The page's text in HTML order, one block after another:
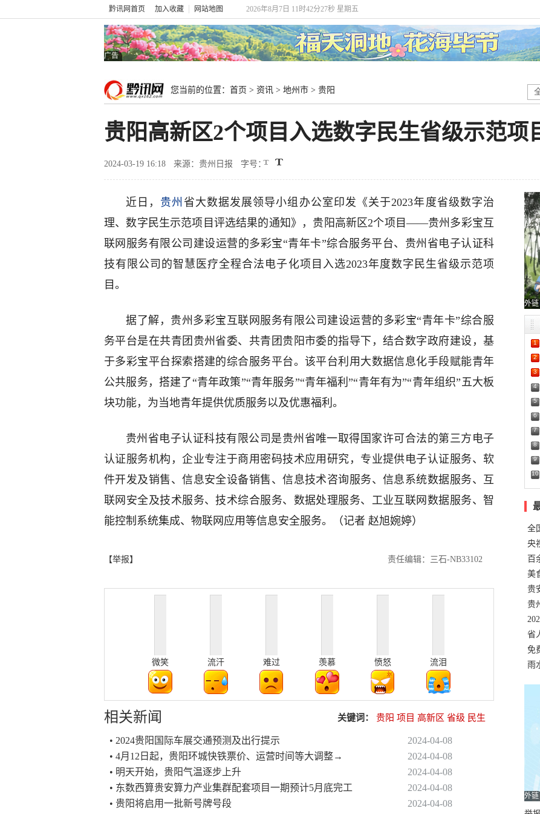
黔讯网首页 加入收藏 网站地图 2026年8月7日 11时42分27秒 星期五
广告
您当前的位置： 首页 > 资讯 > 地州市 > 贵阳
贵阳高新区2个项目入选数字民生省级示范项
2024-03-19 16:18 来源：贵州日报 字号：
近日， 贵州 省大数据发展领导小组办公室印发《关于2023年度省级数字治
理、数字民生示范项目评选结果的通知》，贵阳高新区2个项目——贵州多彩宝互
联网服务有限公司建设运营的多彩宝“青年卡”综合服务平台、贵州省电子认证科
技有限公司的智慧医疗全程合法电子化项目入选2023年度数字民生省级示范项
目。
据了解，贵州多彩宝互联网服务有限公司建设运营的多彩宝“青年卡”综合服
务平台是在共青团贵州省委、共青团贵阳市委的指导下，结合数字政府建设，基
于多彩宝平台探索搭建的综合服务平台。该平台利用大数据信息化手段赋能青年
公共服务，搭建了“青年政策”“青年服务”“青年福利”“青年有为”“青年组织”五大板
块功能，为当地青年提供优质服务以及优惠福利。
贵州省电子认证科技有限公司是贵州省唯一取得国家许可合法的第三方电子
认证服务机构，企业专注于商用密码技术应用研究，专业提供电子认证服务、软
件开发及销售、信息安全设备销售、信息技术咨询服务、信息系统数据服务、互
联网安全及技术服务、技术综合服务、数据处理服务、工业互联网数据服务、智
能控制系统集成、物联网应用等信息安全服务。（记者 赵旭婉婷）
【举报】 责任编辑：三石-NB33102
微笑 流汗 难过 羡慕 愤怒 流泪
相关新闻 关键词： 贵阳 项目 高新区 省级 民生
• 2024贵阳国际车展交通预测及出行提示
2024-04-08
• 4月12日起，贵阳环城快铁票价、运营时间等大调整→
2024-04-08
• 明天开始，贵阳气温逐步上升
2024-04-08
• 东数西算贵安算力产业集群配套项目一期预计5月底完工
2024-04-08
• 贵阳将启用一批新号牌号段
2024-04-08
外链
1
2
3
4
5
6
7
8
9
10
全
错
央
温
百
正
美
两
贵
贵
名
色
省
资
免
展
雨
外链